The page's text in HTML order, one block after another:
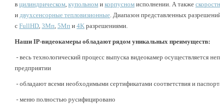
в цилиндрическом, купольном и корпусном исполнении. А также
и двухсенсорные тепловизионные. Диапазон представленных
с FullHD, 3Mп, 5Мп и 4K разрешениями.
Наши IP-видеокамеры обладают рядом уникальных преимуществ:
- весь технологический процесс выпуска видеокамер осуществляется
предприятии
- обладают всеми необходимыми сертификатами соответствия и
- меню полностью русифицировано